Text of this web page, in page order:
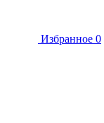
Избранное 0